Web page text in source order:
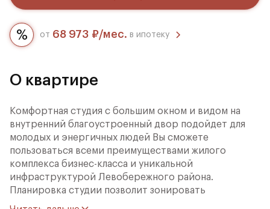
от 68 973 ₽/мес. в ипотеку
О квартире
Комфортная студия с большим окном и видом на
внутренний благоустроенный двор подойдет для
молодых и энергичных людей Вы сможете
пользоваться всеми преимуществами жилого
комплекса бизнес-класса и уникальной
инфраструктурой Левобережного района.
Планировка студии позволит зонировать
пространство по своему вкусу, а с высоких этажей